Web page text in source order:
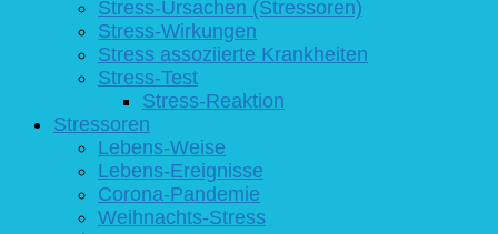
Stress-Ursachen (Stressoren)
Stress-Wirkungen
Stress assoziierte Krankheiten
Stress-Test
Stress-Reaktion
Stressoren
Lebens-Weise
Lebens-Ereignisse
Corona-Pandemie
Weihnachts-Stress